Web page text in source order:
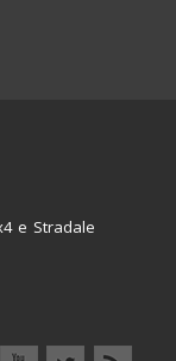
e Stradale